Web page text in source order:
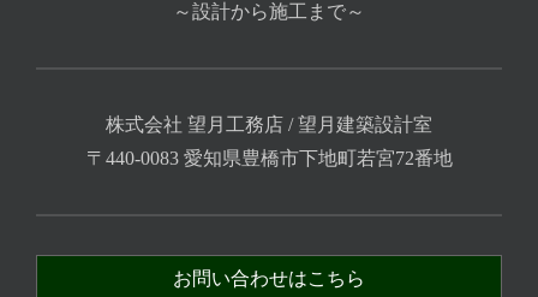
～設計から施工まで～
株式会社 望月工務店 / 望月建築設計室
〒440-0083 愛知県豊橋市下地町若宮72番地
お問い合わせはこちら